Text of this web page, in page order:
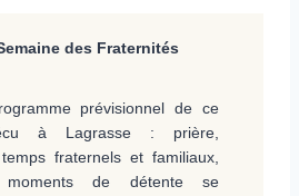
des Fraternités
prévisionnel de ce
à Lagrasse : prière,
fraternels et familiaux,
moments de détente se